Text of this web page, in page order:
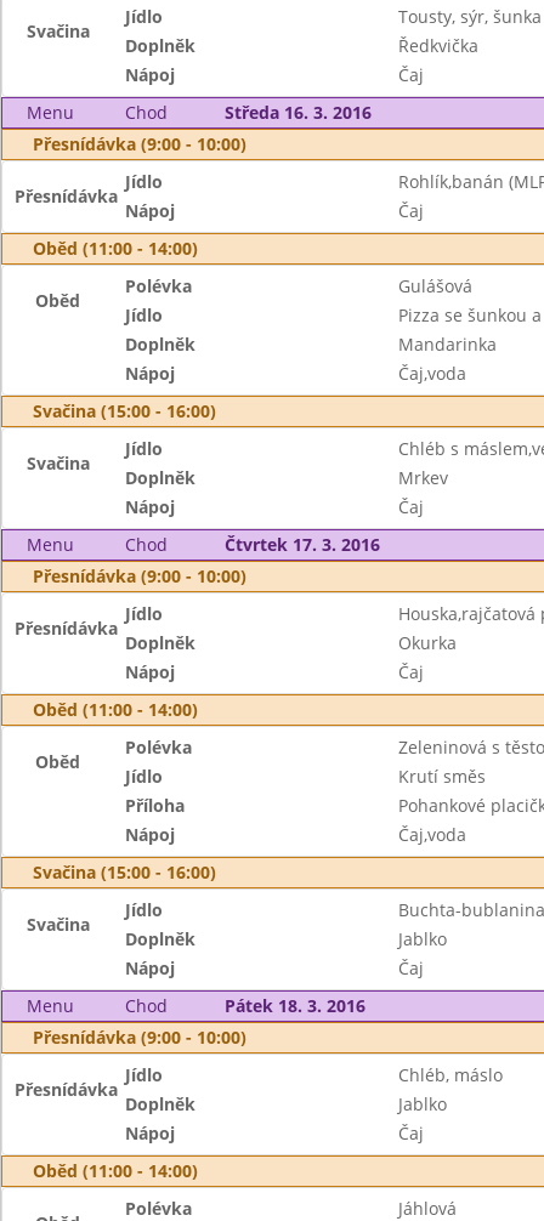
Svačina
Jídlo
Tousty, sýr, šunka
Doplněk
Ředkvička
Nápoj
Čaj
Menu
Chod
Středa 16. 3. 2016
Přesnídávka (9:00 - 10:00)
Přesnídávka
Jídlo
Rohlík,banán
Nápoj
Čaj
Oběd (11:00 - 14:00)
Oběd
Polévka
Gulášová
Jídlo
Pizza se šunkou
Doplněk
Mandarinka
Nápoj
Čaj,voda
Svačina (15:00 - 16:00)
Svačina
Jídlo
Chléb s
Doplněk
Mrkev
Nápoj
Čaj
Menu
Chod
Čtvrtek 17. 3. 2016
Přesnídávka (9:00 - 10:00)
Přesnídávka
Jídlo
Houska,rajčatová
Doplněk
Okurka
Nápoj
Čaj
Oběd (11:00 - 14:00)
Oběd
Polévka
Zeleninová s
Jídlo
Krutí směs
Příloha
Pohankové
Nápoj
Čaj,voda
Svačina (15:00 - 16:00)
Svačina
Jídlo
Buchta-bublanina
Doplněk
Jablko
Nápoj
Čaj
Menu
Chod
Pátek 18. 3. 2016
Přesnídávka (9:00 - 10:00)
Přesnídávka
Jídlo
Chléb, máslo
Doplněk
Jablko
Nápoj
Čaj
Oběd (11:00 - 14:00)
Polévka Jáhlová